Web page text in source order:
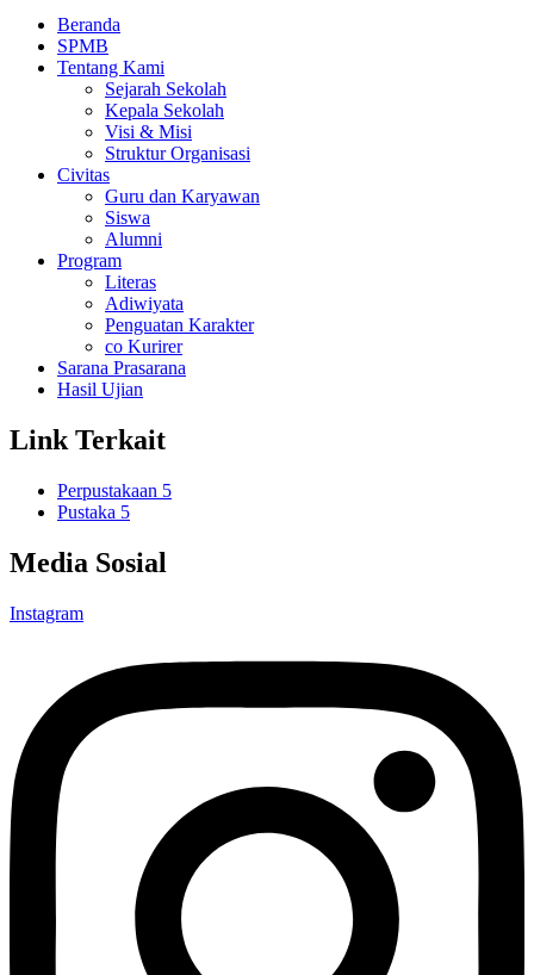
Beranda
SPMB
Tentang Kami
Sejarah Sekolah
Kepala Sekolah
Visi & Misi
Struktur Organisasi
Civitas
Guru dan Karyawan
Siswa
Alumni
Program
Literas
Adiwiyata
Penguatan Karakter
co Kurirer
Sarana Prasarana
Hasil Ujian
Link Terkait
Perpustakaan 5
Pustaka 5
Media Sosial
Instagram